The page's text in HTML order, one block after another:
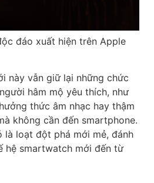
đáo xuất hiện trên Apple
này vẫn giữ lại những chức
hâm mộ yêu thích, như
thức âm nhạc hay thậm
không cần đến smartphone.
là loạt đột phá mới mẻ, đánh
hệ smartwatch mới đến từ